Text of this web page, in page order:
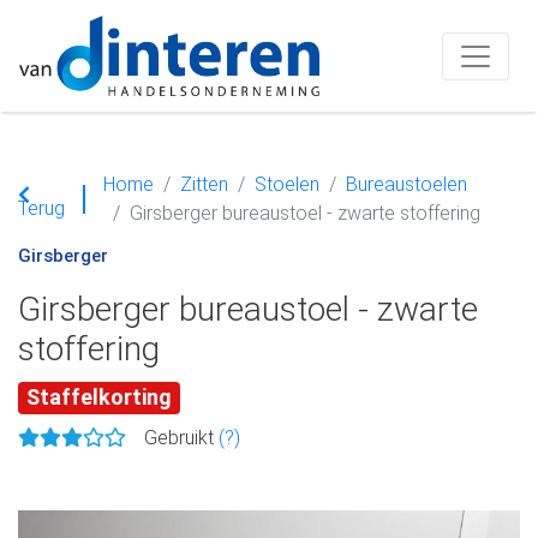
Terug
Home Zitten Stoelen
Bureaustoelen
Girsberger bureaustoel - zwarte stoffering
Girsberger
Girsberger bureaustoel - zwarte
stoffering
Staffelkorting
Gebruikt (?)